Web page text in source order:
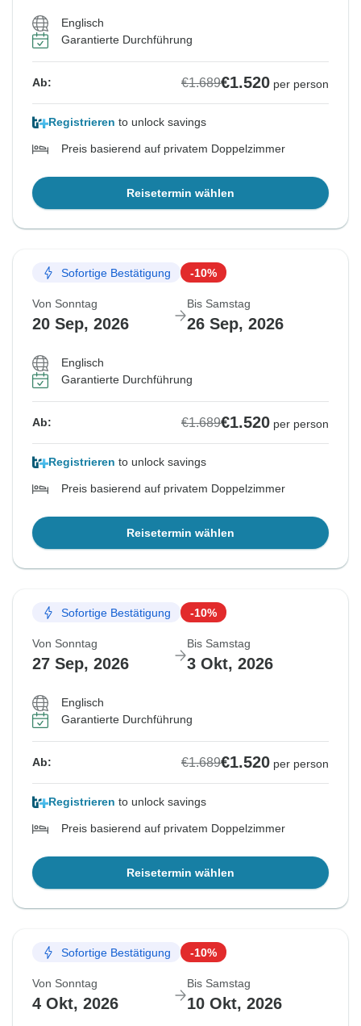
Englisch
Garantierte Durchführung
Ab: €1.689€1.520 per person
Registrieren to unlock savings
Preis basierend auf privatem Doppelzimmer
Reisetermin wählen
Sofortige Bestätigung -10%
Von Sonntag
20 Sep, 2026
Bis Samstag
26 Sep, 2026
Englisch
Garantierte Durchführung
Ab: €1.689€1.520 per person
Registrieren to unlock savings
Preis basierend auf privatem Doppelzimmer
Reisetermin wählen
Sofortige Bestätigung -10%
Von Sonntag
27 Sep, 2026
Bis Samstag
3 Okt, 2026
Englisch
Garantierte Durchführung
Ab: €1.689€1.520 per person
Registrieren to unlock savings
Preis basierend auf privatem Doppelzimmer
Reisetermin wählen
Sofortige Bestätigung -10%
Von Sonntag
4 Okt, 2026
Bis Samstag
10 Okt, 2026